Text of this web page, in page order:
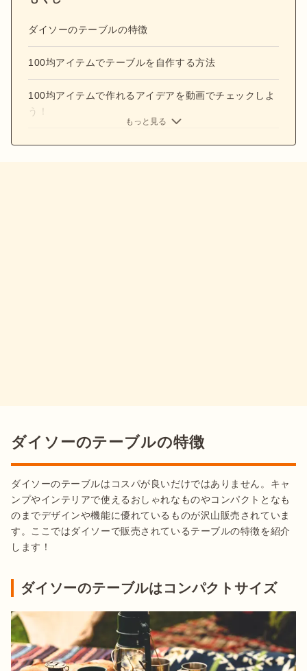
ダイソーのテーブルの特徴
100均アイテムでテーブルを自作する方法
100均アイテムで作れるアイデアを動画でチェックしよ
う！
もっと見る
ダイソーのテーブルの特徴
ダイソーのテーブルはコスパが良いだけではありません。キャ
ンプやインテリアで使えるおしゃれなものやコンパクトとなも
のまでデザインや機能に優れているものが沢山販売されていま
す。ここではダイソーで販売されているテーブルの特徴を紹介
します！
ダイソーのテーブルはコンパクトサイズ